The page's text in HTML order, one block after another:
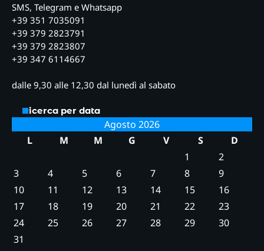
SMS, Telegram e Whatsapp
+39 351 7035091
+39 379 2823791
+39 379 2823807
+39 347 6114667
dalle 9,30 alle 12,30 dal lunedì al sabato
Ricerca per data
Agosto 2026
L
M M G V S
D
1
2
3
4 5 6 7 8
9
10
11 12 13 14 15
16
17
18 19 20 21 22
23
24
25 26 27 28 29
30
31